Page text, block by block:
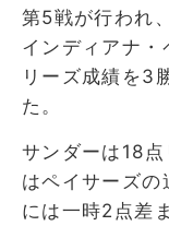
第5戦が行われ
インディアナ
リーズ成績を3
た。
サンダーは18
はペイサーズ
には一時2点差